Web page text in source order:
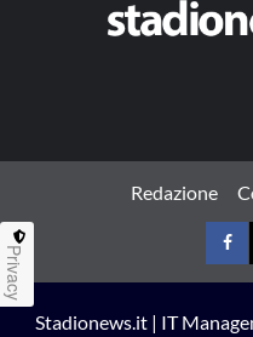
Redazione
Stadionews.it | IT
Privacy